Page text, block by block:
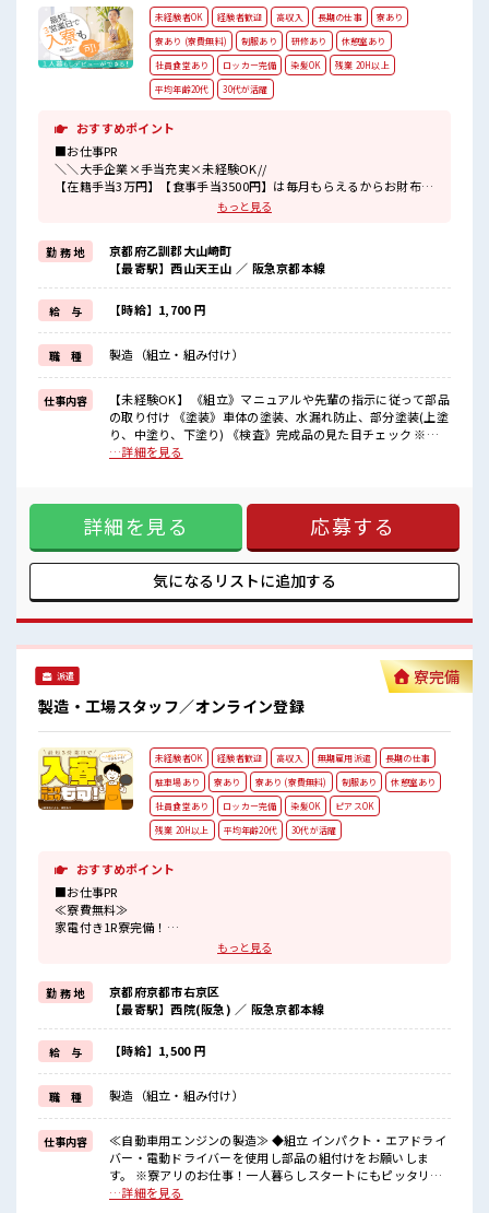
未経験者OK 経験者歓迎 高収入 長期の仕事
寮あり
寮あり (寮費無料)
制服あり 研修あり
休憩室あり
社員食堂あり
ロッカー完備 染髪OK
残業 20H以上
平均年齢20代
30代が活躍
おすすめポイント
■お仕事PR
＼＼大手企業×手当充実×未経験OK//
【在籍手当3万円】【食事手当3500円】は毎月もらえるからお財布が
＼遠方の方も安心◎寮完備/
◎ワンルーム寮
◎家電付き1R寮
◎駐車場完備なのでマイカー持ち込みOK
ほかにも...
・赴任時は現地までの移動交通費支給
・寮から自転車やバイク通勤OKの寮もあり※空き状況による
・長岡京駅/京阪淀駅/阪急西山天王山駅から無料送迎バスもあり
さらに大阪で「ハリウッド映画の世界」を体験できるテーマパーク
までは電車で1時間30分ほど♪
大型連休があるので休みの日がワクワクする事間違いなし！
■最短即日入社決定！
■最短2営業日で入寮も可！
※規定有
■職場の雰囲気
《20・30代の男性スタッフさんも活躍中》
職場の人間関係⇒良好♪
未経験でも安心な就業環境！
社内設備もバッチリ★
#ryo
もっと見る
勤 務 地
京都府乙訓郡大山崎町
【最寄駅】西山天王山 ／ 阪急京都本線
給 与 【時給】1,700 円
職 種 製造（組立・組み付け）
仕事内容
【未経験OK】 《組立》マニュアルや先輩の指示に従って部品
の取り付け 《塗装》車体の塗装、水漏れ防止、部分塗装(上塗
り、中塗り、下塗り) 《検査》完成品の見た目チェック ※適
正を見て、配属先が決定します ※寮アリのお仕事！一人暮ら
月もらえるからお財布が潤いまくり！ ＼遠方の方も安心◎寮
完備/ ◎ワンルーム寮 ◎家電付き1R寮 ◎駐車場完備なのでマ
イカー持ち込みOK ほかにも... ・赴任時は現地までの移動交通
費支給 ・寮から自転車やバイク通勤OKの寮もあり※空き状況
による ・長岡京駅/京阪淀駅/阪急西山天王山駅から無料送迎
バスもあり さらに大阪で「ハリウッド映画の世界」を体験で
あるので休みの日がワクワクする事間違いなし！ ■最短即日
入社決定！ 条件があえば応募のその日に入社決定もできる！
30代の男性スタッフさんも活躍中》 職場の人間関係⇒良好♪
未経験でも安心な就業環境！ 社内設備もバッチリ★ 売店・食
堂・休憩室・ロッカー・自販機・喫煙所・スポットクーラー
あり♪ #ryo
…詳細を見る
詳細を見る 応募する
気になるリストに追加する
派遣
製造・工場スタッフ／オンライン登録
寮完備
未経験者OK 経験者歓迎 高収入 無期雇用派遣
長期の仕事
駐車場あり
寮あり 寮あり (寮費無料) 制服あり
休憩室あり
社員食堂あり
ロッカー完備 染髪OK
ピアスOK
残業 20H以上
平均年齢20代 30代が活躍
おすすめポイント
■お仕事PR
≪寮費無料≫
家電付き1R寮完備！
寮費は無料なのでお金貯めたい方にも向いてます！！
高時給+程よい残業で高収入が目指せちゃう♪
≪1R寮完備≫
自宅～職場が遠くても興味があれば安心して応募できちゃう！
自分で部屋を借りるより安く住めちゃうかも？
生活に便利な家電付きなので初期費用も節約できる☆
≪ヘアカラーOKで自由な雰囲気の職場≫
明るすぎたり奇抜でなければ基本的に自由！
(規定有)≪機能的な制服アリ≫
制服があるので毎日の服装の悩み解消♪
≪無料駐車場あり≫
マイカー通勤もOK！
≪食堂あり≫
カフェテリア形式になっていておしゃれでメニューも豊富★
もっと見る
勤 務 地
京都府京都市右京区
【最寄駅】西院(阪急) ／ 阪急京都本線
給 与 【時給】1,500 円
職 種 製造（組立・組み付け）
仕事内容
≪自動車用エンジンの製造≫ ◆組立 インパクト・エアドライ
バー・電動ドライバーを使用し部品の組付けをお願いしま
す。 ※寮アリのお仕事！一人暮らしスタートにもピッタリ♪
■お仕事PR ≪寮費無料≫ 家電付き1R寮完備！ 寮費は無料な
…詳細を見る